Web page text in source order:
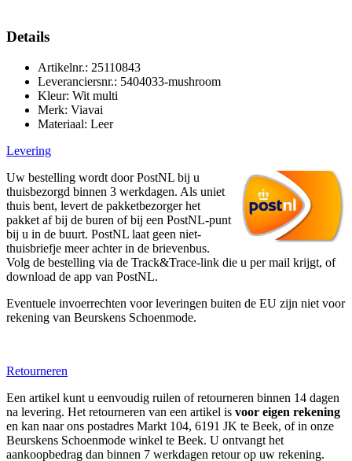
Details
Artikelnr.: 25110843
Leveranciersnr.: 5404033-mushroom
Kleur: Wit multi
Merk: Viavai
Materiaal: Leer
Levering
Uw bestelling wordt door PostNL bij u
thuisbezorgd binnen 3 werkdagen. Als uniet
thuis bent, levert de pakketbezorger het
pakket af bij de buren of bij een PostNL-punt
bij u in de buurt. PostNL laat geen niet-
thuisbriefje meer achter in de brievenbus.
Volg de bestelling via de Track&Trace-link die u per mail krijgt, of
download de app van PostNL.
Eventuele invoerrechten voor leveringen buiten de EU zijn niet voor
rekening van Beurskens Schoenmode.
Retourneren
Een artikel kunt u eenvoudig ruilen of retourneren binnen 14 dagen
na levering. Het retourneren van een artikel is voor eigen rekening
en kan naar ons postadres Markt 104, 6191 JK te Beek, of in onze
Beurskens Schoenmode winkel te Beek. U ontvangt het
aankoopbedrag dan binnen 7 werkdagen retour op uw rekening.